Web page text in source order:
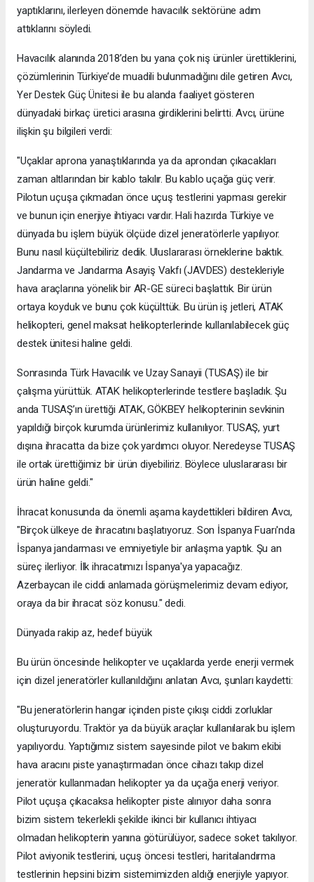
yaptıklarını, ilerleyen dönemde havacılık sektörüne adım
attıklarını söyledi.
Havacılık alanında 2018’den bu yana çok niş ürünler ürettiklerini,
çözümlerinin Türkiye’de muadili bulunmadığını dile getiren Avcı,
Yer Destek Güç Ünitesi ile bu alanda faaliyet gösteren
dünyadaki birkaç üretici arasına girdiklerini belirtti. Avcı, ürüne
ilişkin şu bilgileri verdi:
"Uçaklar aprona yanaştıklarında ya da aprondan çıkacakları
zaman altlarından bir kablo takılır. Bu kablo uçağa güç verir.
Pilotun uçuşa çıkmadan önce uçuş testlerini yapması gerekir
ve bunun için enerjiye ihtiyacı vardır. Hali hazırda Türkiye ve
dünyada bu işlem büyük ölçüde dizel jeneratörlerle yapılıyor.
Bunu nasıl küçültebiliriz dedik. Uluslararası örneklerine baktık.
Jandarma ve Jandarma Asayiş Vakfı (JAVDES) destekleriyle
hava araçlarına yönelik bir AR-GE süreci başlattık. Bir ürün
ortaya koyduk ve bunu çok küçülttük. Bu ürün iş jetleri, ATAK
helikopteri, genel maksat helikopterlerinde kullanılabilecek güç
destek ünitesi haline geldi.
Sonrasında Türk Havacılık ve Uzay Sanayii (TUSAŞ) ile bir
çalışma yürüttük. ATAK helikopterlerinde testlere başladık. Şu
anda TUSAŞ’ın ürettiği ATAK, GÖKBEY helikopterinin sevkinin
yapıldığı birçok kurumda ürünlerimiz kullanılıyor. TUSAŞ, yurt
dışına ihracatta da bize çok yardımcı oluyor. Neredeyse TUSAŞ
ile ortak ürettiğimiz bir ürün diyebiliriz. Böylece uluslararası bir
ürün haline geldi."
İhracat konusunda da önemli aşama kaydettikleri bildiren Avcı,
"Birçok ülkeye de ihracatını başlatıyoruz. Son İspanya Fuarı'nda
İspanya jandarması ve emniyetiyle bir anlaşma yaptık. Şu an
süreç ilerliyor. İlk ihracatımızı İspanya'ya yapacağız.
Azerbaycan ile ciddi anlamada görüşmelerimiz devam ediyor,
oraya da bir ihracat söz konusu." dedi.
Dünyada rakip az, hedef büyük
Bu ürün öncesinde helikopter ve uçaklarda yerde enerji vermek
için dizel jeneratörler kullanıldığını anlatan Avcı, şunları kaydetti:
"Bu jeneratörlerin hangar içinden piste çıkışı ciddi zorluklar
oluşturuyordu. Traktör ya da büyük araçlar kullanılarak bu işlem
yapılıyordu. Yaptığımız sistem sayesinde pilot ve bakım ekibi
hava aracını piste yanaştırmadan önce cihazı takıp dizel
jeneratör kullanmadan helikopter ya da uçağa enerji veriyor.
Pilot uçuşa çıkacaksa helikopter piste alınıyor daha sonra
bizim sistem tekerlekli şekilde ikinci bir kullanıcı ihtiyacı
olmadan helikopterin yanına götürülüyor, sadece soket takılıyor.
Pilot aviyonik testlerini, uçuş öncesi testleri, haritalandırma
testlerinin hepsini bizim sistemimizden aldığı enerjiyle yapıyor.